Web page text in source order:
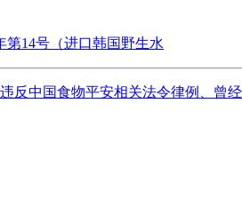
第14号（进口韩国野生水
反中国食物平安相关法令律例、曾